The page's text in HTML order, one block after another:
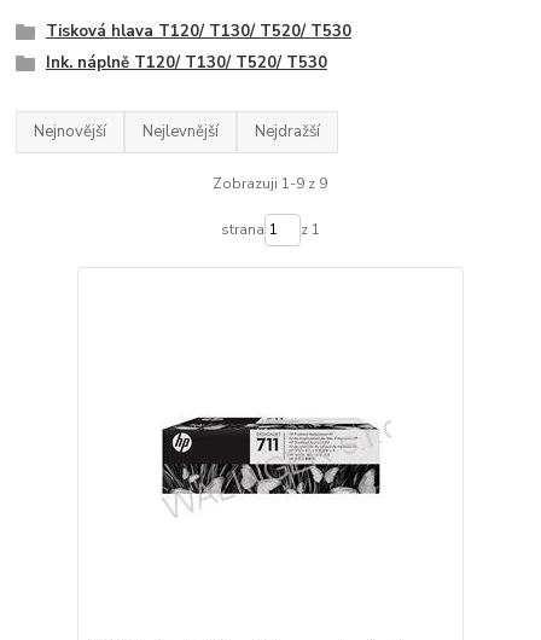
Tisková hlava T120/ T130/ T520/ T530
Ink. náplně T120/ T130/ T520/ T530
Nejnovější Nejlevnější Nejdražší
Zobrazuji 1-9 z 9
strana z 1